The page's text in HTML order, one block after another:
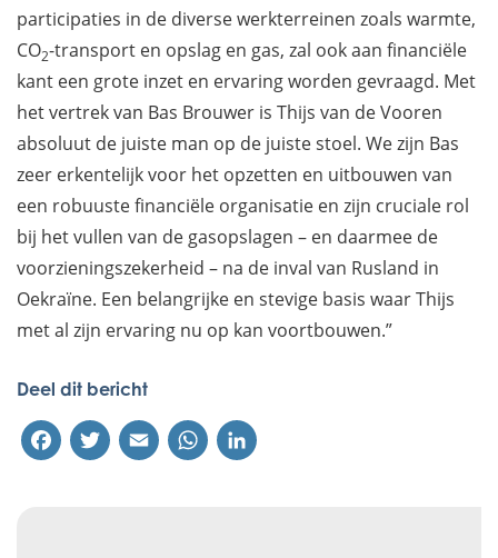
participaties in de diverse werkterreinen zoals warmte,
CO2-transport en opslag en gas, zal ook aan financiële
kant een grote inzet en ervaring worden gevraagd. Met
het vertrek van Bas Brouwer is Thijs van de Vooren
absoluut de juiste man op de juiste stoel. We zijn Bas
zeer erkentelijk voor het opzetten en uitbouwen van
een robuuste financiële organisatie en zijn cruciale rol
bij het vullen van de gasopslagen – en daarmee de
voorzieningszekerheid – na de inval van Rusland in
Oekraïne. Een belangrijke en stevige basis waar Thijs
met al zijn ervaring nu op kan voortbouwen.”
Deel dit bericht
FacebookTwitterEmail WhatsApp